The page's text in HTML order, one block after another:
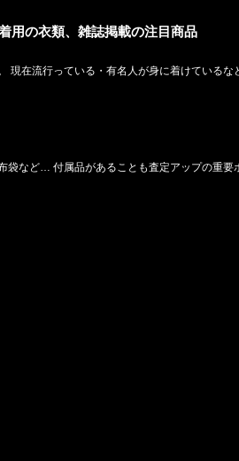
用の衣類、雑誌掲載の注目商品
現在流行っている・有名人が身に着けている
袋など… 付属品があることも査定アップの重要